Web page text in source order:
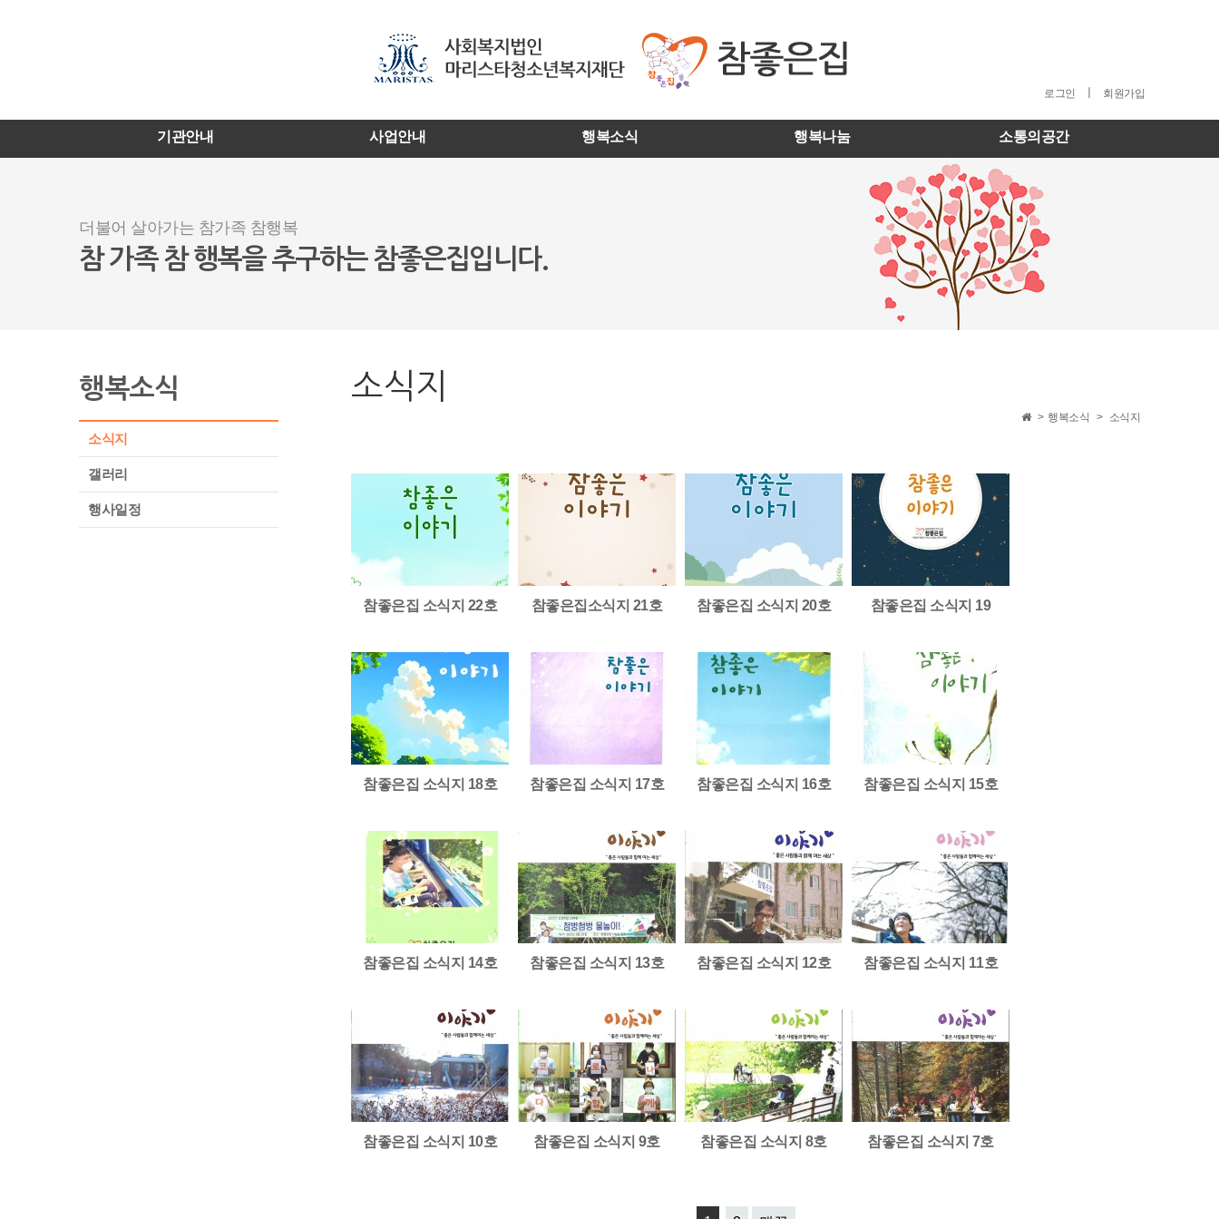
로그인 회원가입
기관안내 사업안내 행복소식 행복나눔 소통의공간
더불어 살아가는 참가족 참행복
참 가족 참 행복을 추구하는 참좋은집입니다.
행복소식
소식지
갤러리
행사일정
소식지
> 행복소식 > 소식지
참좋은집 소식지 22호 참좋은집소식지 21호 참좋은집 소식지 20호 참좋은집 소식지 19
참좋은집 소식지 18호 참좋은집 소식지 17호 참좋은집 소식지 16호 참좋은집 소식지 15호
참좋은집 소식지 14호 참좋은집 소식지 13호 참좋은집 소식지 12호 참좋은집 소식지 11호
참좋은집 소식지 10호 참좋은집 소식지 9호 참좋은집 소식지 8호 참좋은집 소식지 7호